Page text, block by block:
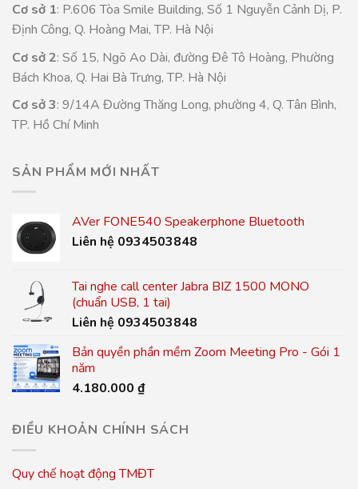
Cơ sở 1: P.606 Tòa Smile Building, Số 1 Nguyễn Cảnh Dị, P.
Định Công, Q. Hoàng Mai, TP. Hà Nội
Cơ sở 2: Số 15, Ngõ Ao Dài, đường Đê Tô Hoàng, Phường
Bách Khoa, Q. Hai Bà Trưng, TP. Hà Nội
Cơ sở 3: 9/14A Đường Thăng Long, phường 4, Q. Tân Bình,
TP. Hồ Chí Minh
SẢN PHẨM MỚI NHẤT
AVer FONE540 Speakerphone Bluetooth
Liên hệ 0934503848
Tai nghe call center Jabra BIZ 1500 MONO
(chuẩn USB, 1 tai)
Liên hệ 0934503848
Bản quyền phần mềm Zoom Meeting Pro - Gói 1
năm
4.180.000 ₫
ĐIỀU KHOẢN CHÍNH SÁCH
Quy chế hoạt động TMĐT